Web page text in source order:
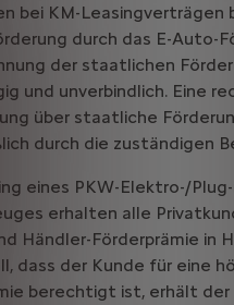
bei KM-
durch das E-Auto-
der staatlichen
und unverbindlich. Eine
über staatliche
durch die zuständigen
eines PKW-Elektro-/
erhalten alle
Händler-Förderprämie in
dass der Kunde für eine
berechtigt ist, erhält der